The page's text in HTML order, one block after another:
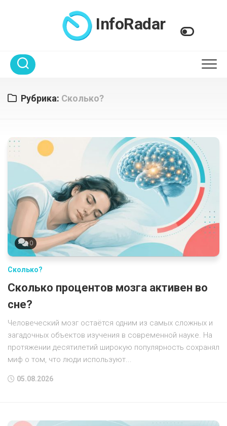
InfoRadar
Рубрика: Сколько?
0
Сколько?
Сколько процентов мозга активен во
сне?
Человеческий мозг остаётся одним из самых сложных и
загадочных объектов изучения в современной науке. На
протяжении десятилетий широкую популярность сохранял
миф о том, что люди используют...
05.08.2026